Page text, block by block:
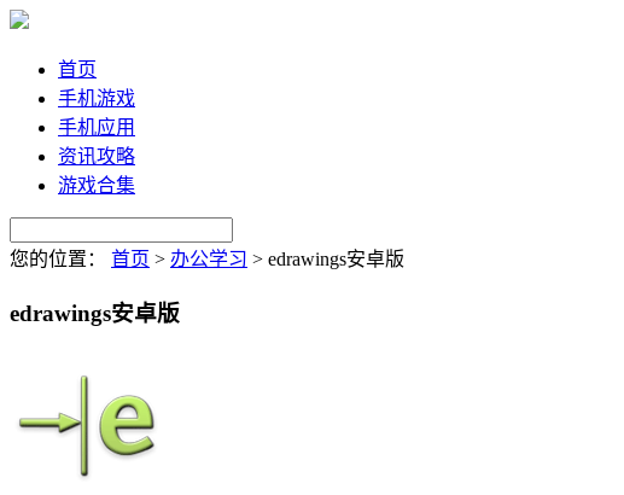
首页
手机游戏
手机应用
资讯攻略
游戏合集
您的位置： 首页 > 办公学习 > edrawings安卓版
edrawings安卓版